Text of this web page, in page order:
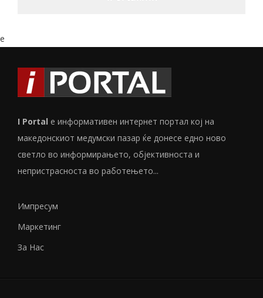
e
I Portal е информативен интернет портал кој на
македонскиот медумски пазар ќе донесе едно ново
светло во информирањето, објективноста и
непристрасноста во работењето...
Импресум
Маркетинг
За Нас